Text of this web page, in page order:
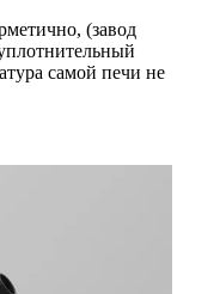
(завод
самой печи не